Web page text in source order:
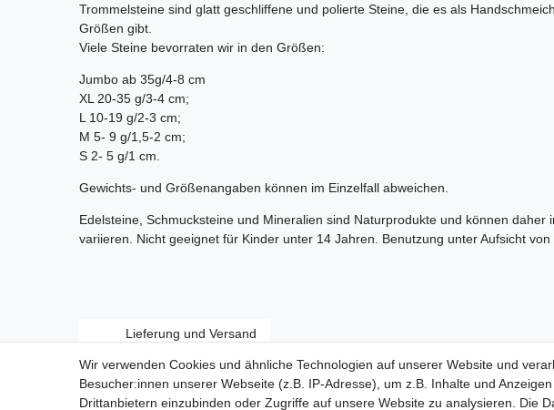
Trommelsteine sind glatt geschliffene und polierte Steine, die es als
Größen gibt.
Viele Steine bevorraten wir in den Größen:
Jumbo ab 35g/4-8 cm
XL 20-35 g/3-4 cm;
L 10-19 g/2-3 cm;
M 5- 9 g/1,5-2 cm;
S 2- 5 g/1 cm.
Gewichts- und Größenangaben können im Einzelfall abweichen.
Edelsteine, Schmucksteine und Mineralien sind Naturprodukte und können daher
variieren. Nicht geeignet für Kinder unter 14 Jahren. Benutzung unter Aufsicht von
Lieferung und Versand
Wir verwenden Cookies und ähnliche Technologien auf unserer Website und
Besucher:innen unserer Webseite (z.B. IP-Adresse), um z.B. Inhalte und
Drittanbietern einzubinden oder Zugriffe auf unsere Website zu analysieren. Die